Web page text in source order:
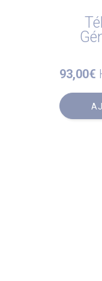
93,00€